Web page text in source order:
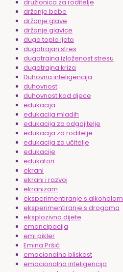
družionica za roditelje
držanje bebe
držanje glave
držanje glavice
dugo toplo ljeto
dugotrajan stres
dugotrajna izloženost stresu
dugotrajna kriza
Duhovna inteligencija
duhovnost
duhovnost kod djece
edukacija
edukacija mladih
edukacija za odgojitelje
edukacija za roditelje
edukacija za učitelje
edukacije
edukatori
ekrani
ekrani i razvoj
ekranizam
eksperimentiranje s alkoholom
eksperimentiranje s drogama
eksplozivno dijete
emancipacija
emi pikler
Emina Pršić
emocionalna bliskost
emocionalna inteligencija